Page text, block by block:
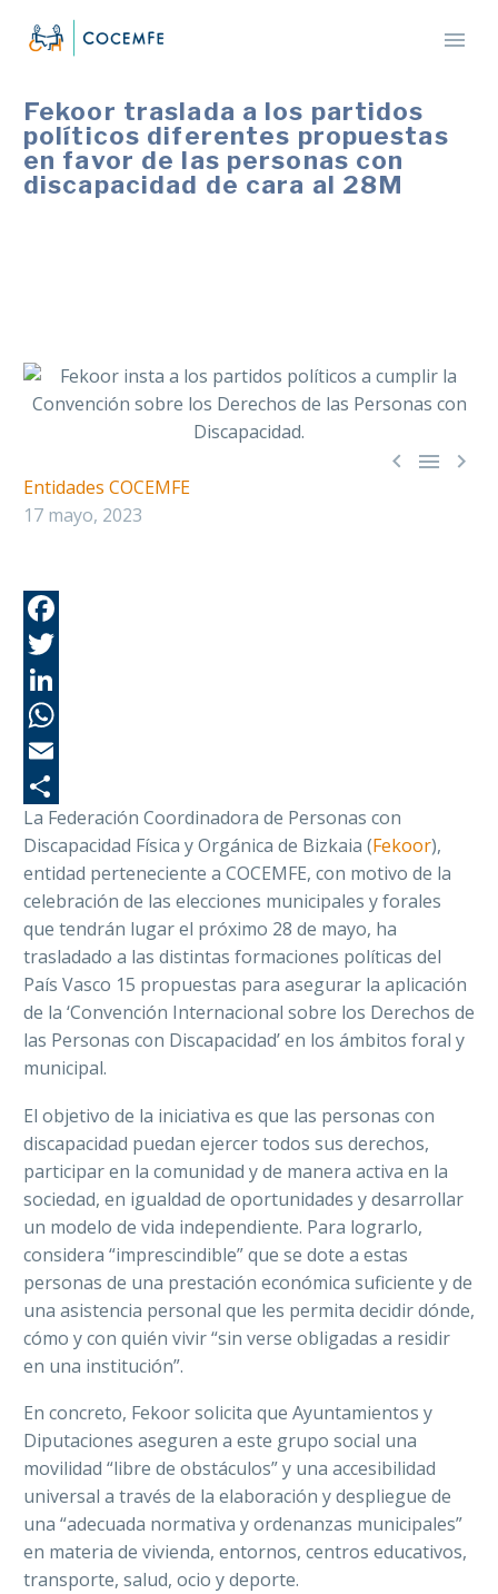
Fekoor traslada a los partidos
políticos diferentes propuestas
en favor de las personas con
discapacidad de cara al 28M
  
Entidades COCEMFE
17 mayo, 2023
La Federación Coordinadora de Personas con
Discapacidad Física y Orgánica de Bizkaia (Fekoor),
entidad perteneciente a COCEMFE, con motivo de la
celebración de las elecciones municipales y forales
que tendrán lugar el próximo 28 de mayo, ha
trasladado a las distintas formaciones políticas del
País Vasco 15 propuestas para asegurar la aplicación
de la ‘Convención Internacional sobre los Derechos de
las Personas con Discapacidad’ en los ámbitos foral y
municipal.
El objetivo de la iniciativa es que las personas con
discapacidad puedan ejercer todos sus derechos,
participar en la comunidad y de manera activa en la
sociedad, en igualdad de oportunidades y desarrollar
un modelo de vida independiente. Para lograrlo,
considera “imprescindible” que se dote a estas
personas de una prestación económica suficiente y de
una asistencia personal que les permita decidir dónde,
cómo y con quién vivir “sin verse obligadas a residir
en una institución”.
En concreto, Fekoor solicita que Ayuntamientos y
Diputaciones aseguren a este grupo social una
movilidad “libre de obstáculos” y una accesibilidad
universal a través de la elaboración y despliegue de
una “adecuada normativa y ordenanzas municipales”
en materia de vivienda, entornos, centros educativos,
transporte, salud, ocio y deporte.